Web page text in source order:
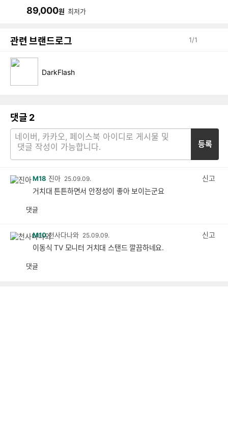
랙)
89,000원 최저가
관련 브랜드로그 1/1
DarkFlash
댓글 2
등록
M18 진아 25.09.09.
신고
거치대 튼튼하면서 안정성이 좋아 보이는군요
댓글
M10 천사다나와 25.09.09.
신고
이동식 TV 모니터 거치대 스탠드 깔끔하네요.
댓글